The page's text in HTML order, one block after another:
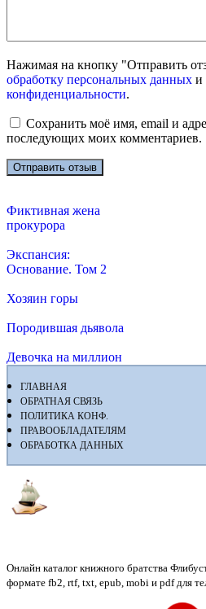
Нажимая на кнопку "Отправить
обработку персональных данных и
конфиденциальности.
Сохранить моё имя, email и
последующих моих комментариев.
Фиктивная жена
прокурора
Экспансия:
Основание. Том 2
Хозяин горы
Породившая дьявола
Девочка на миллион
ГЛАВНАЯ
ОБРАТНАЯ СВЯЗЬ
ПОЛИТИКА КОНФ.
ПРАВООБЛАДАТЕЛЯМ
ОБРАБОТКА ДАННЫХ
Онлайн каталог книжного братства
формате fb2, rtf, txt, epub, mobi и pdf для